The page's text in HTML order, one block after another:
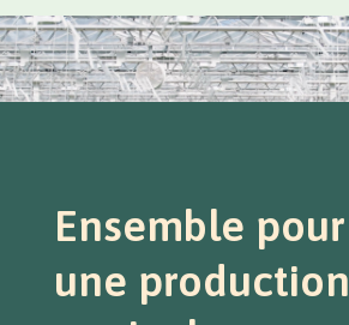
Ensemble pour
une production